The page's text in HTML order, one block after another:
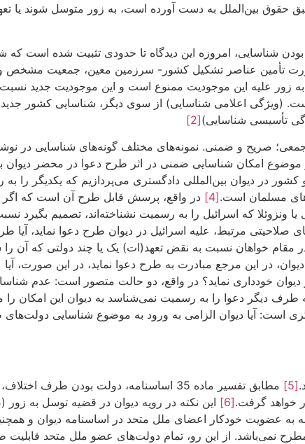
حقوق بین‌الملل به دست آورده است، به زور متوسل شوند یا
شناسایی، امروزه این دیدگاه تا حدودی تثبیت شده است که
صورت تأمین عناصر تشکیل کشور- سرزمین معین، جمعیت مشخص
علیه این موجودیت ممنوع است و این موجودیت جدید نسبت
(ویژگی اعلامی شناسایی) از سوی دیگر، شناسایی کشور
تأسیسی شناسایی)[2]
صریح و ضمنی. نمونه‌های مختلف گونه‌های شناسایی در
موضوع امکان شناسایی ضمنی در اثر طرح دعوا در محضر دیوان
در دیوان بین‌المللی دادگستری می‌پردازیم که یکدیگر را
مسلمان است.[4]
در واقع، پرسش قابل طرح آن است که اگر
ونزوئلا که اسرائیل را به رسمیت نشناخته‌اند، تصمیم بگیرد
مرتبط، علیه اسرائیل در دیوان طرح دعوا نماید، آیا
خواهان نسبت به نقض تعهد(ات) یک یا چند دولتی که آن را
در این مرجع مبادرت به طرح دعوا نماید، در این صورت،
خودداری نماید؟ در واقع، دو حالت متصور است: عدم
دیگر دعوا را به رسمیت نمی‌شناسد به دیوان این امکان را
آیا دیوان الزامی به ورود به موضوع شناسایی دولت‌های
[5]
مطابق تفسیر ماده 35 اساسنامه، دولت بودن
خواهد گرفت.[6]
این نکته در رویه دیوان در قضیه توسل به زور
به عضویت خودکار اعضای ملل متحد در اساسنامه دیوان و
نمی‌باشد. از این رو، تمام دولت‌های عضو ملل متحد قابلیت